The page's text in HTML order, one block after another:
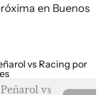
en Buenos
vs